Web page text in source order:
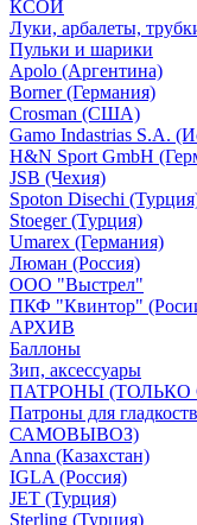
КСОИ
Луки, арбалеты,
Пульки и шарики
Apolo (Аргентина)
Borner (Германия)
Crosman (США)
Gamo Indastrias S.A.
H&N Sport GmbH
JSB (Чехия)
Spoton Disechi
Stoeger (Турция)
Umarex (Германия)
Люман (Россия)
ООО "Выстрел"
ПКФ "Квинтор"
АРХИВ
Баллоны
Зип, аксессуары
ПАТРОНЫ
Патроны для
САМОВЫВОЗ)
Anna (Казахстан)
IGLA (Россия)
JET (Турция)
Sterling (Турция)